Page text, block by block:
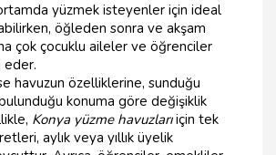
yüzmek isteyenler için ideal
öğleden sonra ve akşam
çok çocuklu aileler ve öğrenciler
eder.
havuzun özelliklerine, sunduğu
konuma göre değişiklik
Konya yüzme havuzlarıiçin tek
aylık veya yıllık üyelik